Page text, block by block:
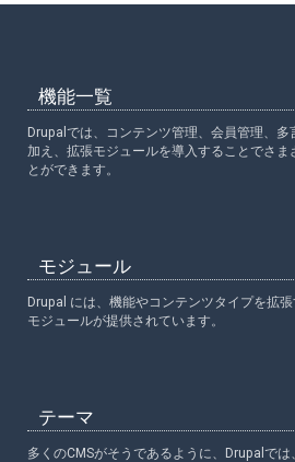
機能一覧
Drupalでは、コンテンツ管理、会員管理、
加え、拡張モジュールを導入することでさま
とができます。
モジュール
Drupal には、機能やコンテンツタイプを拡
モジュールが提供されています。
テーマ
多くのCMSがそうであるように、Drupalで